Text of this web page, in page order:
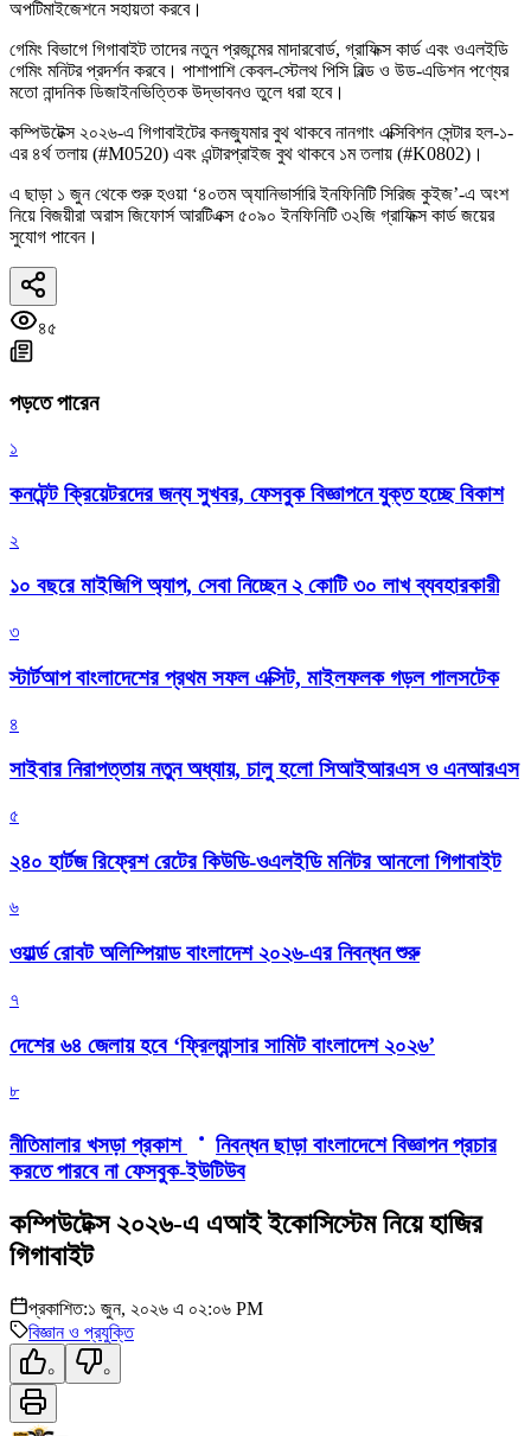
অপটিমাইজেশনে সহায়তা করবে।
গেমিং বিভাগে গিগাবাইট তাদের নতুন প্রজন্মের মাদারবোর্ড, গ্রাফিক্স কার্ড এবং ওএলইডি
গেমিং মনিটর প্রদর্শন করবে। পাশাপাশি কেবল-স্টেলথ পিসি বিল্ড ও উড-এডিশন পণ্যের
মতো নান্দনিক ডিজাইনভিত্তিক উদ্ভাবনও তুলে ধরা হবে।
কম্পিউটেক্স ২০২৬-এ গিগাবাইটের কনজ্যুমার বুথ থাকবে নানগাং এক্সিবিশন সেন্টার হল-১-
এর ৪র্থ তলায় (#M0520) এবং এন্টারপ্রাইজ বুথ থাকবে ১ম তলায় (#K0802)।
এ ছাড়া ১ জুন থেকে শুরু হওয়া ‘৪০তম অ্যানিভার্সারি ইনফিনিটি সিরিজ কুইজ’-এ অংশ
নিয়ে বিজয়ীরা অরাস জিফোর্স আরটিএক্স ৫০৯০ ইনফিনিটি ৩২জি গ্রাফিক্স কার্ড জয়ের
সুযোগ পাবেন।
৪৫
পড়তে পারেন
১
কনটেন্ট ক্রিয়েটরদের জন্য সুখবর, ফেসবুক বিজ্ঞাপনে যুক্ত হচ্ছে বিকাশ
২
১০ বছরে মাইজিপি অ্যাপ, সেবা নিচ্ছেন ২ কোটি ৩০ লাখ ব্যবহারকারী
৩
স্টার্টআপ বাংলাদেশের প্রথম সফল এক্সিট, মাইলফলক গড়ল পালসটেক
৪
সাইবার নিরাপত্তায় নতুন অধ্যায়, চালু হলো সিআইআরএস ও এনআরএস
৫
২৪০ হার্টজ রিফ্রেশ রেটের কিউডি-ওএলইডি মনিটর আনলো গিগাবাইট
৬
ওয়ার্ল্ড রোবট অলিম্পিয়াড বাংলাদেশ ২০২৬-এর নিবন্ধন শুরু
৭
দেশের ৬৪ জেলায় হবে ‘ফ্রিল্যান্সার সামিট বাংলাদেশ ২০২৬’
৮
নীতিমালার খসড়া প্রকাশ
নিবন্ধন ছাড়া বাংলাদেশে বিজ্ঞাপন প্রচার
করতে পারবে না ফেসবুক-ইউটিউব
কম্পিউটেক্স ২০২৬-এ এআই ইকোসিস্টেম নিয়ে হাজির
গিগাবাইট
প্রকাশিত:১ জুন, ২০২৬ এ ০২:০৬ PM
বিজ্ঞান ও প্রযুক্তি
০ ০